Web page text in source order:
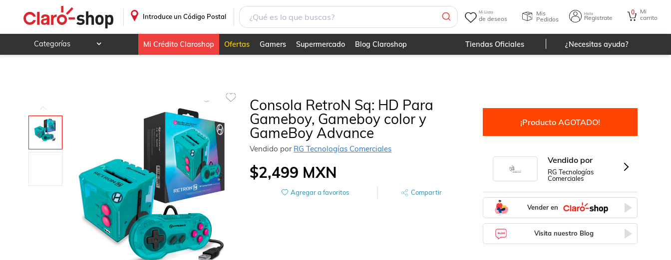
Introduce un Código Postal
Mi Lista
de deseos
Mis
Pedidos
Hola
Registrate
0
Mi
carrito
Categorías
Deportes y ocio
Animales y mascotas
Salud, belleza y cuidado personal
Libros, revistas y comics
Películas, series de tv y música
Mi Crédito Claroshop Ofertas Gamers Supermercado Blog Claroshop Tiendas Oficiales ¿Necesitas ayuda?
Consola RetroN Sq: HD Para
Gameboy, Gameboy color y
GameBoy Advance
Vendido por RG Tecnologías Comerciales
$2,499 MXN
Agregar a favoritos Compartir
¡Producto AGOTADO!
Vendido por
RG Tecnologías
Comerciales
Vender en
Visita nuestro Blog